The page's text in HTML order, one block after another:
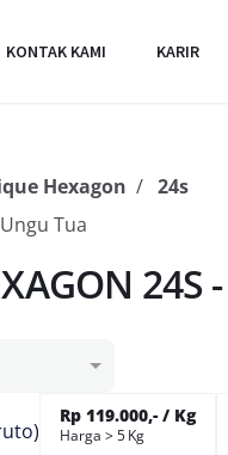
KONTAK KAMI KARIR
Hexagon
24s
Tua
24S
Rp 119.000,- / Kg
Harga > 5 Kg